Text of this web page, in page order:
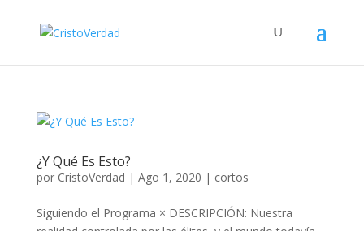
¿Y Qué Es Esto?
por CristoVerdad | Ago 1, 2020 | cortos
Siguiendo el Programa × DESCRIPCIÓN: Nuestra